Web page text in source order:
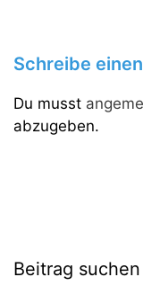
Schreibe
Du musst
abzugeben.
Beitrag suchen